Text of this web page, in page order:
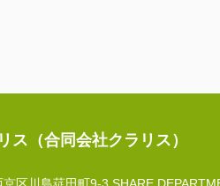
ス（合同会社クラリス）